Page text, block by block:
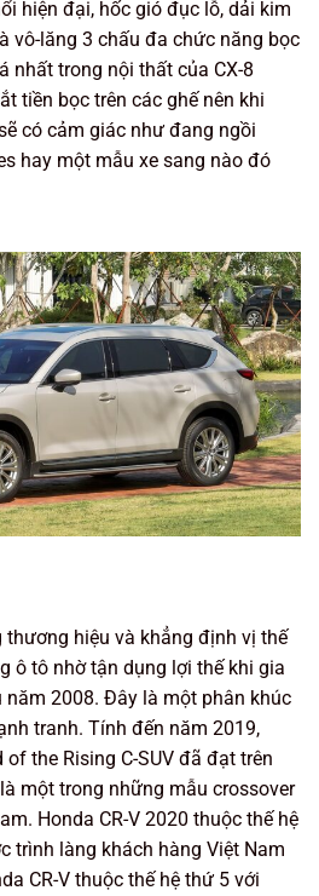
hiện đại, hốc gió đục lỗ, dải kim
vô-lăng 3 chấu đa chức năng bọc
nhất trong nội thất của CX-8
tiền bọc trên các ghế nên khi
có cảm giác như đang ngồi
hay một mẫu xe sang nào đó
thương hiệu và khẳng định vị thế
ô tô nhờ tận dụng lợi thế khi gia
2008. Đây là một phân khúc
tranh. Tính đến năm 2019,
the Rising C-SUV đã đạt trên
một trong những mẫu crossover
Honda CR-V 2020 thuộc thế hệ
trình làng khách hàng Việt Nam
CR-V thuộc thế hệ thứ 5 với